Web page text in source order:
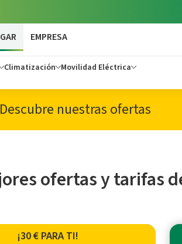
Climatización Movilidad Eléctrica
EMPRESA
Descubre nuestras ofertas
ofertas y tarifas
¡30 € PARA TI!